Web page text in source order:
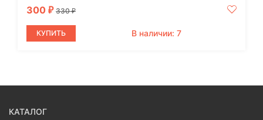
300 ₽ 330₽
КУПИТЬ В наличии: 7
КАТАЛОГ